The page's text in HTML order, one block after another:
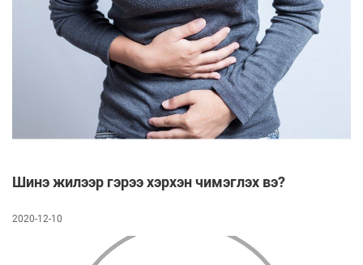
Шинэ жилээр гэрээ хэрхэн чимэглэх вэ?
2020-12-10